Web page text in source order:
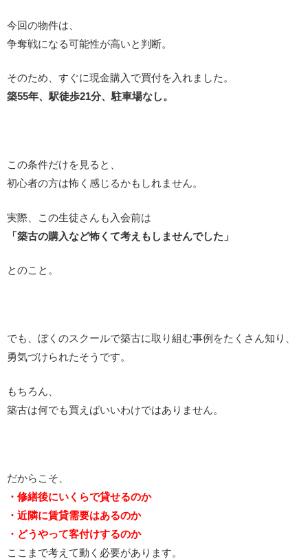
今回の物件は、
争奪戦になる可能性が高いと判断。
そのため、すぐに現金購入で買付を入れました。
築55年、駅徒歩21分、駐車場なし。
この条件だけを見ると、
初心者の方は怖く感じるかもしれません。
実際、この生徒さんも入会前は
「築古の購入など怖くて考えもしませんでした」
とのこと。
でも、ぼくのスクールで築古に取り組む事例をたくさん知り、
勇気づけられたそうです。
もちろん、
築古は何でも買えばいいわけではありません。
だからこそ、
・修繕後にいくらで貸せるのか
・近隣に賃貸需要はあるのか
・どうやって客付けするのか
ここまで考えて動く必要があります。